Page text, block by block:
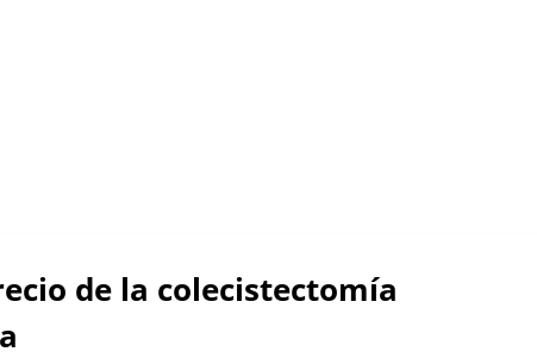
de la colecistectomía